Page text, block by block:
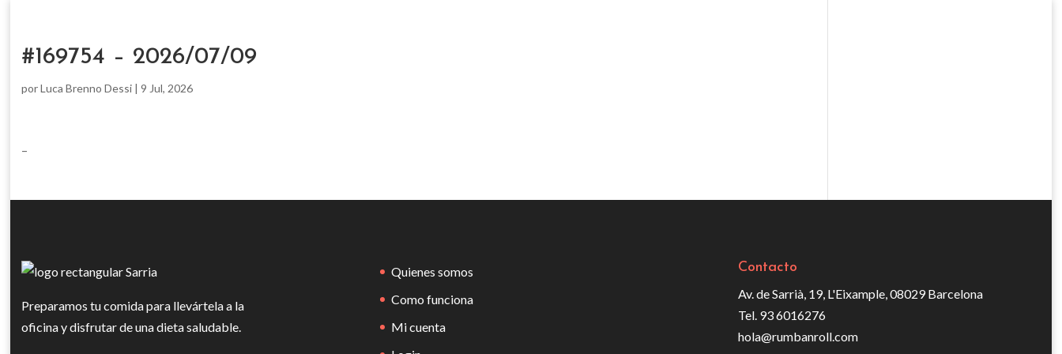
#169754 – 2026/07/09
porLuca Brenno Dessi| 9 Jul, 2026
–
Preparamos tu comida para llevártela a la
oficina y disfrutar de una dieta saludable.
Quienes somos
Como funciona
Mi cuenta
Contacto
Av. de Sarrià, 19, L'Eixample, 08029 Barcelona
Tel. 93 6016276
hola@rumbanroll.com